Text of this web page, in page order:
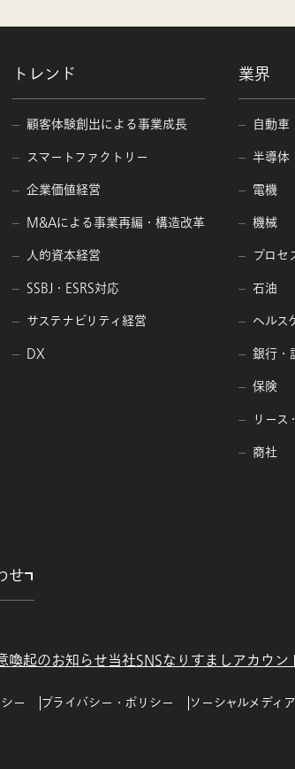
トレンド
顧客体験創出による事業成長
スマートファクトリー
企業価値経営
M&Aによる事業再編・構造改革
人的資本経営
SSBJ・ESRS対応
サステナビリティ経営
DX
業界
自動車
半導体
電機
機械
プロセ
石油
ヘルス
銀行・
保険
リース
商社
せ
喚起のお知らせ当社SNSなりすましアカウ
ー プライバシー・ポリシー ソーシャルメディ